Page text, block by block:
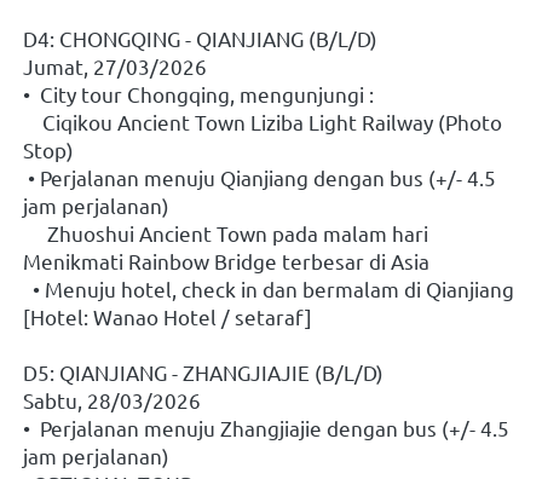
D4: CHONGQING - QIANJIANG (B/L/D)
Jumat, 27/03/2026
•  City tour Chongqing, mengunjungi :
Stop)
jam perjalanan)
Menikmati Rainbow Bridge terbesar di Asia
  • Menuju hotel, check in dan bermalam di Qianjiang
[Hotel: Wanao Hotel / setaraf]
D5: QIANJIANG - ZHANGJIAJIE (B/L/D)
Sabtu, 28/03/2026
•  Perjalanan menuju Zhangjiajie dengan bus (+/- 4.5
jam perjalanan)